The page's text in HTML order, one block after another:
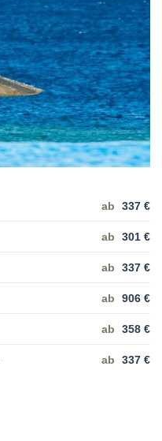
ab 337 €
ab 301 €
ab 337 €
ab 906 €
ab 358 €
ab 337 €